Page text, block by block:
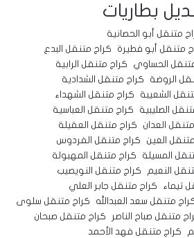
بطاريات
متنقل أبو الحصانية
متنقل أبو فطيرة
كراج متنقل البدع
الحساوي
كراج متنقل الرابية
الروضة
كراج متنقل الشدادية
الشعيبة
كراج متنقل الشهداء
الصليبية
كراج متنقل العباسية
العدان
كراج متنقل العقيلة
العين
كراج متنقل الفردوس
المسيلة
كراج متنقل المهبولة
النعيم
كراج متنقل النويصيب
تيماء
كراج متنقل جابر العلي
متنقل سعد العبدالله
كراج متنقل سلوى
متنقل صباح الناصر
كراج متنقل صبحان
كراج متنقل فهد الأحمد